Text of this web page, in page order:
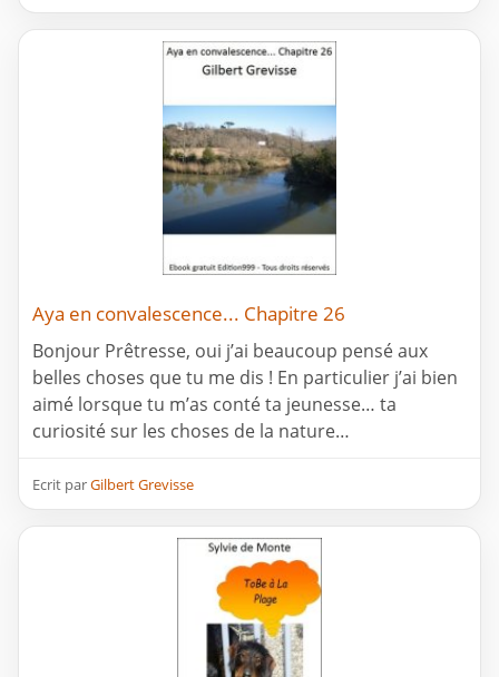
Aya en convalescence... Chapitre 26
Bonjour Prêtresse, oui j’ai beaucoup pensé aux
belles choses que tu me dis ! En particulier j’ai bien
aimé lorsque tu m’as conté ta jeunesse… ta
curiosité sur les choses de la nature…
Ecrit parGilbert Grevisse